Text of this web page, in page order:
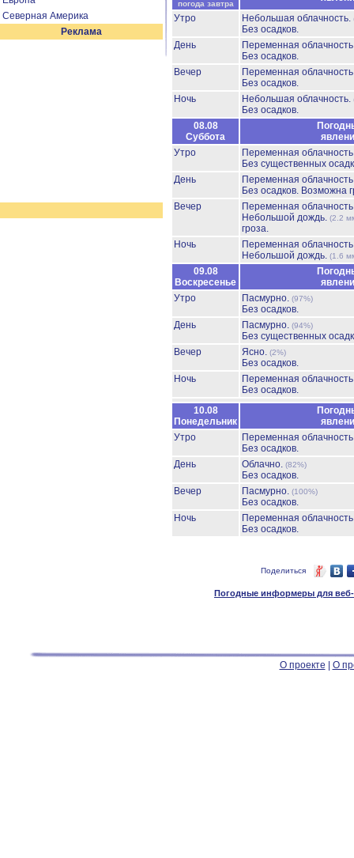
Северная Америка
Реклама
погода завтра
Утро
Небольшая облачность.
Без осадков.
День
Переменная
Без осадков.
Вечер
Переменная
Без осадков.
Ночь
Небольшая облачность.
Без осадков.
08.08
Суббота
Утро
Переменная
Без существенных
День
Переменная
Без осадков. Возможна
Вечер
Переменная
Небольшой дождь. (2.2
гроза.
Ночь
Переменная
Небольшой дождь. (1.6
09.08
Воскресенье
Утро
Пасмурно. (97%)
Без осадков.
День
Пасмурно. (94%)
Без существенных
Вечер
Ясно. (2%)
Без осадков.
Ночь
Переменная
Без осадков.
10.08
Понедельник
Утро
Переменная
Без осадков.
День
Облачно. (82%)
Без осадков.
Вечер
Пасмурно. (100%)
Без осадков.
Ночь
Переменная
Без осадков.
Поделиться
Погодные информеры для веб-
О проекте О